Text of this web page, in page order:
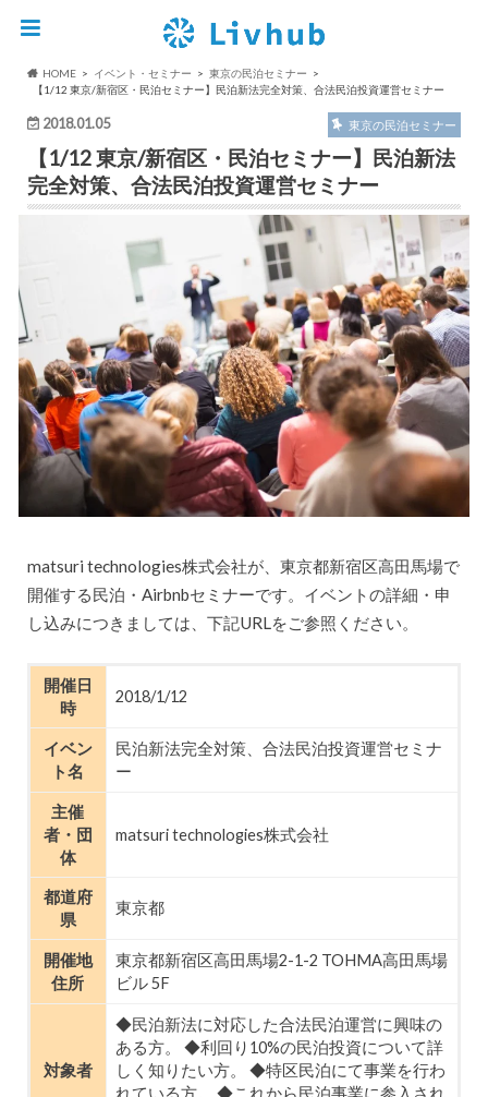
HOME イベント・セミナー
東京の民泊セミナー
【1/12 東京/新宿区・民泊セミナー】民泊新法完全対策、合法民泊投資運営セミナー
2018.01.05 東京の民泊セミナー
【1/12 東京/新宿区・民泊セミナー】民泊新法
完全対策、合法民泊投資運営セミナー
matsuri technologies株式会社が、東京都新宿区高田馬場で
開催する民泊・Airbnbセミナーです。イベントの詳細・申
し込みにつきましては、下記URLをご参照ください。
開催日
時
2018/1/12
イベン
ト名
民泊新法完全対策、合法民泊投資運営セミナ
ー
主催
者・団
体
matsuri technologies株式会社
都道府
県
東京都
開催地
住所
東京都新宿区高田馬場2-1-2 TOHMA高田馬場
ビル 5F
対象者
◆民泊新法に対応した合法民泊運営に興味の
ある方。 ◆利回り10%の民泊投資について詳
しく知りたい方。 ◆特区民泊にて事業を行わ